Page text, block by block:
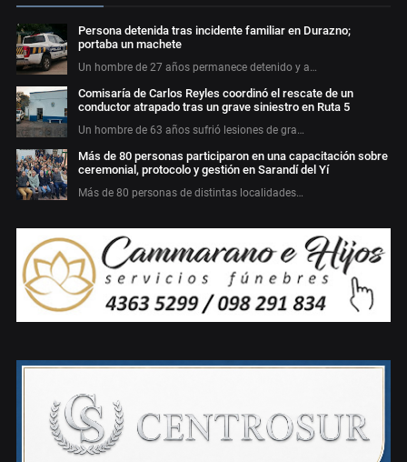
Persona detenida tras incidente familiar en Durazno;
portaba un machete
Un hombre de 27 años permanece detenido y a…
Comisaría de Carlos Reyles coordinó el rescate de un
conductor atrapado tras un grave siniestro en Ruta 5
Un hombre de 63 años sufrió lesiones de gra…
Más de 80 personas participaron en una capacitación sobre
ceremonial, protocolo y gestión en Sarandí del Yí
Más de 80 personas de distintas localidades…